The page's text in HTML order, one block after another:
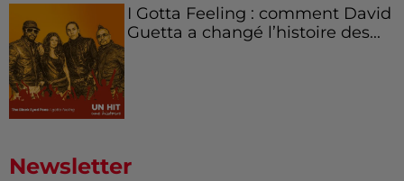
I Gotta Feeling : comment David
Guetta a changé l’histoire des...
Newsletter